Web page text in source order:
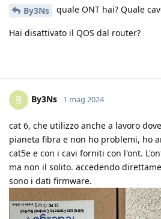
By3Ns quale ONT hai? Quale
Hai disattivato il QOS dal router?
B By3Ns 1 mag 2024
cat 6, che utilizzo anche a lavoro
pianeta fibra e non ho problemi, ho
cat5e e con i cavi forniti con l'ont.
ma non il solito. accedendo
sono i dati firmware.